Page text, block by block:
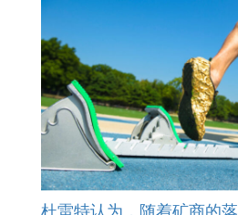
杜雷特认为，随着矿商的